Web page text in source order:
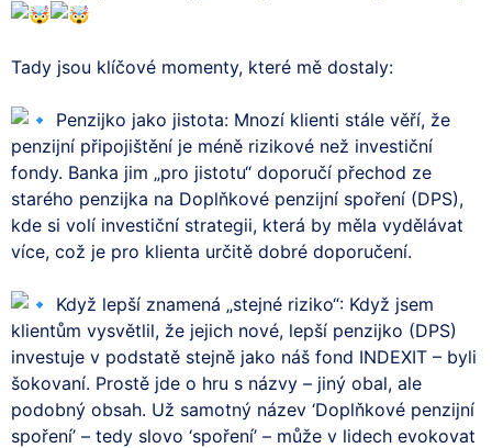
Tady jsou klíčové momenty, které mě dostaly:
Penzijko jako jistota: Mnozí klienti stále věří, že
penzijní připojištění je méně rizikové než investiční
fondy. Banka jim „pro jistotu“ doporučí přechod ze
starého penzijka na Doplňkové penzijní spoření (DPS),
kde si volí investiční strategii, která by měla vydělávat
více, což je pro klienta určitě dobré doporučení.
Když lepší znamená „stejné riziko“: Když jsem
klientům vysvětlil, že jejich nové, lepší penzijko (DPS)
investuje v podstatě stejně jako náš fond INDEXIT – byli
šokovaní. Prostě jde o hru s názvy – jiný obal, ale
podobný obsah. Už samotný název ‘Doplňkové penzijní
spoření’ – tedy slovo ‘spoření’ – může v lidech evokovat